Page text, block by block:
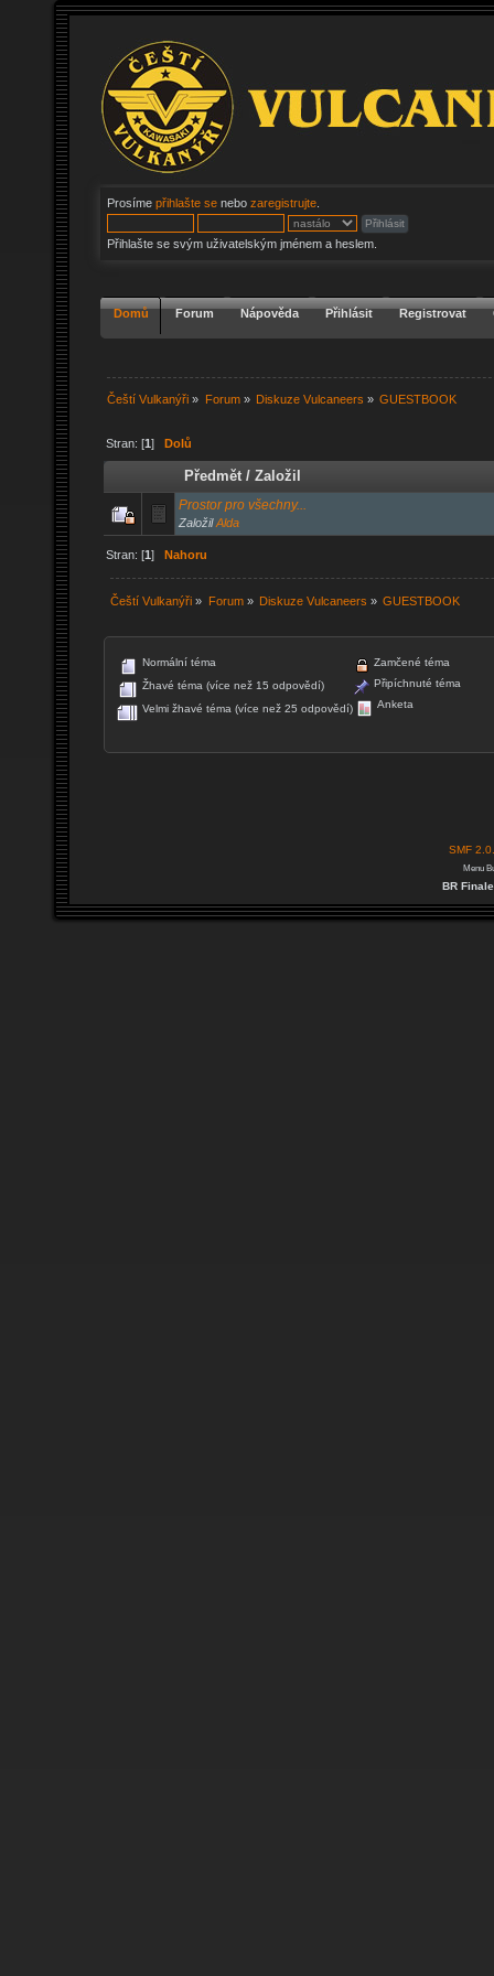
Prosíme přihlašte se nebo zaregistrujte
Přihlašte se svým uživatelským jménem a heslem.
Domů Forum Nápověda Přihlásit Registrovat
Čeští Vulkanýři » Forum» Diskuze Vulcaneers » GUESTBOOK
Stran: [1]Dolů
Předmět /Založil
Prostor pro všechny...
ZaložilAlda
Stran: [1]Nahoru
Čeští Vulkanýři » Forum» Diskuze Vulcaneers » GUESTBOOK
Normální téma
Žhavé téma (více než 15 odpovědí)
Velmi žhavé téma (více než 25 odpovědí)
Zamčené téma
Připíchnuté téma
Anketa
SMF
Menu
BR Finale